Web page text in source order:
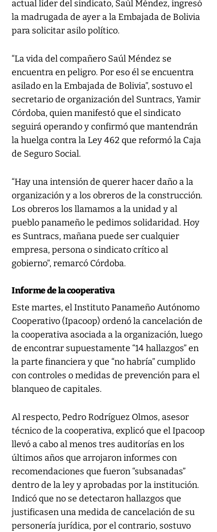
actual líder del sindicato, Saúl Méndez, ingresó
la madrugada de ayer a la Embajada de Bolivia
para solicitar asilo político.
“La vida del compañero Saúl Méndez se
encuentra en peligro. Por eso él se encuentra
asilado en la Embajada de Bolivia”, sostuvo el
secretario de organización del Suntracs, Yamir
Córdoba, quien manifestó que el sindicato
seguirá operando y confirmó que mantendrán
la huelga contra la Ley 462 que reformó la Caja
de Seguro Social.
“Hay una intensión de querer hacer daño a la
organización y a los obreros de la construcción.
Los obreros los llamamos a la unidad y al
pueblo panameño le pedimos solidaridad. Hoy
es Suntracs, mañana puede ser cualquier
empresa, persona o sindicato crítico al
gobierno”, remarcó Córdoba.
Informe de la cooperativa
Este martes, el Instituto Panameño Autónomo
Cooperativo (Ipacoop) ordenó la cancelación de
la cooperativa asociada a la organización, luego
de encontrar supuestamente “14 hallazgos” en
la parte financiera y que “no habría” cumplido
con controles o medidas de prevención para el
blanqueo de capitales.
Al respecto, Pedro Rodríguez Olmos, asesor
técnico de la cooperativa, explicó que el Ipacoop
llevó a cabo al menos tres auditorías en los
últimos años que arrojaron informes con
recomendaciones que fueron “subsanadas”
dentro de la ley y aprobadas por la institución.
Indicó que no se detectaron hallazgos que
justificasen una medida de cancelación de su
personería jurídica, por el contrario, sostuvo